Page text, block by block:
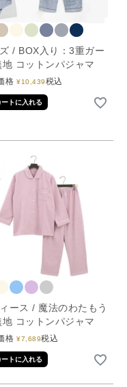
/ BOX入り：3重ガー
地 コットンパジャマ
格 ¥10,439税込
ートに入れる
ース / 魔法のわたもう
コットンパジャマ
格 ¥7,689税込
ートに入れる